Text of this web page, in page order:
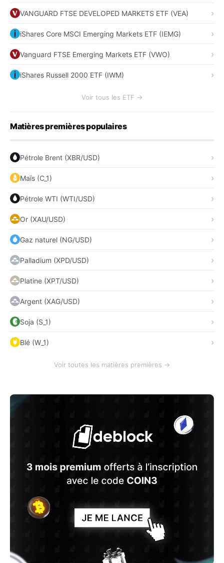
VANGUARD FTSE DEVELOPED MARKETS ETF (VEA)
iShares Core MSCI Emerging Markets ETF (IEMG)
Vanguard FTSE Emerging Markets ETF (VWO)
iShares Russell 2000 ETF (IWM)
Voir tous les ETF →
Matières premières populaires
Pétrole Brent (XBR/USD)
Maïs (C_1)
Pétrole WTI (WTI/USD)
Or (XAU/USD)
Gaz naturel (NG/USD)
Palladium (XPD/USD)
Platine (XPT/USD)
Argent (XAG/USD)
Soja (S_1)
Blé (W_1)
Voir toutes les matières premières →